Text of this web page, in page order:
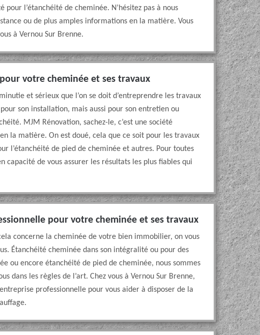
l’étanchéité de cheminée. N’hésitez pas à nous
ou de plus amples informations en la matière. Vous
à Vernou Sur Brenne.
votre cheminée et ses travaux
et sérieux que l’on se doit d’entreprendre les travaux
son installation, mais aussi pour son entretien ou
MJM Rénovation, sachez-le, c’est une société
la matière. On est doué, cela que ce soit pour les travaux
l’étanchéité de pied de cheminée et autres. Pour toutes
capacité de vous assurer les résultats les plus fiables qui
pour votre cheminée et ses travaux
concerne la cheminée de votre bien immobilier, on vous
Étanchéité cheminée dans son intégralité ou pour des
ou encore étanchéité de pied de cheminée, nous sommes
dans les règles de l’art. Chez vous à Vernou Sur Brenne,
professionnelle pour vous aider à disposer de la